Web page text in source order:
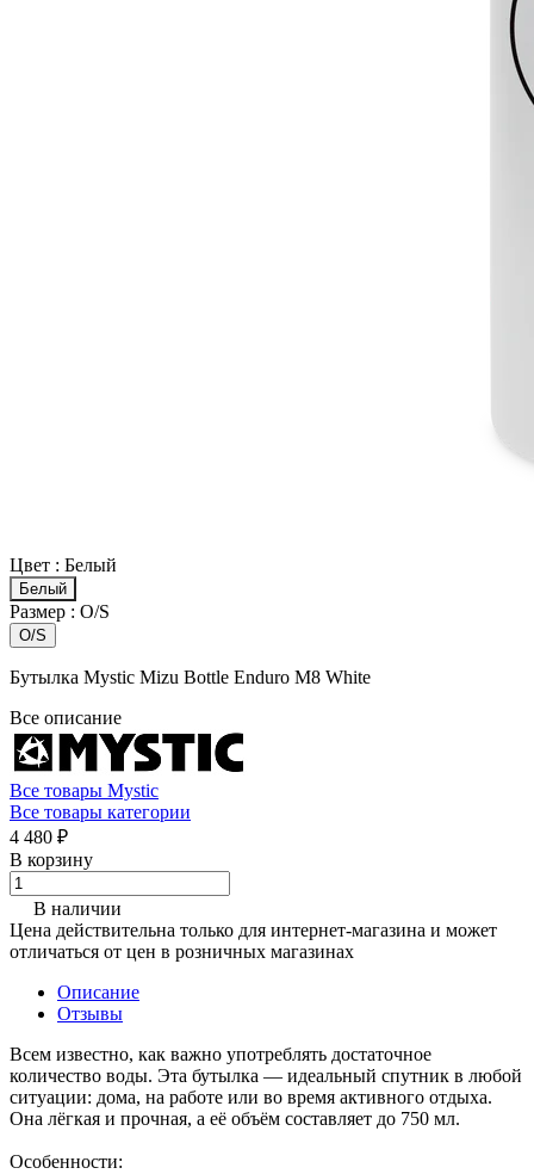
Цвет : Белый
Белый
Размер : O/S
O/S
Бутылка Mystic Mizu Bottle Enduro M8 White
Все описание
Все товары Mystic
Все товары категории
4 480 ₽
В корзину
В наличии
Цена действительна только для интернет-магазина и может
отличаться от цен в розничных магазинах
Описание
Отзывы
Всем известно, как важно употреблять достаточное
количество воды. Эта бутылка — идеальный спутник в любой
ситуации: дома, на работе или во время активного отдыха.
Она лёгкая и прочная, а её объём составляет до 750 мл.
Особенности: